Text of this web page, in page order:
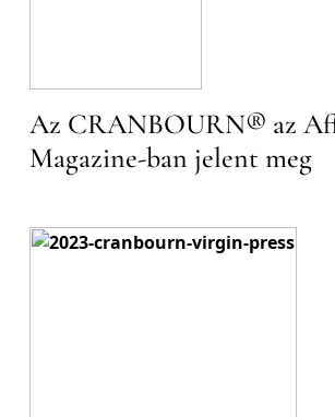
Az CRANBOURN® az
Magazine-ban jelent meg